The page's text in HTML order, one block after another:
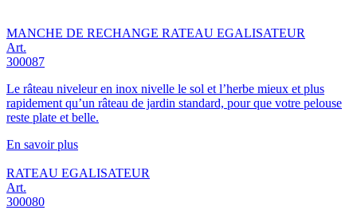
MANCHE DE RECHANGE RATEAU EGALISATEUR
Art.
300087
Le râteau niveleur en inox nivelle le sol et l’herbe mieux et plus
rapidement qu’un râteau de jardin standard, pour que votre pelouse
reste plate et belle.
En savoir plus
RATEAU EGALISATEUR
Art.
300080